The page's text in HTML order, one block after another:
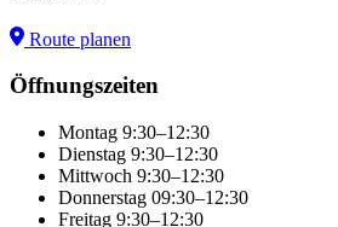
Route planen
+
Öffnungszeiten
Montag 9:30–12:30
Dienstag 9:30–12:30
Mittwoch 9:30–12:30
Donnerstag 09:30–12:30
Freitag 9:30–12:30